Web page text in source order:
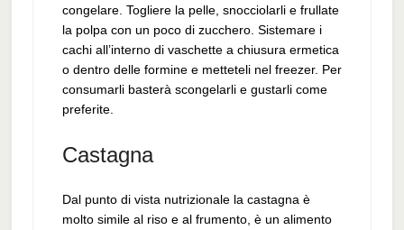
congelare. Togliere la pelle, snocciolarli e frullate
la polpa con un poco di zucchero. Sistemare i
cachi all’interno di vaschette a chiusura ermetica
o dentro delle formine e metteteli nel freezer. Per
consumarli basterà scongelarli e gustarli come
preferite.
Castagna
Dal punto di vista nutrizionale la castagna è
molto simile al riso e al frumento, è un alimento